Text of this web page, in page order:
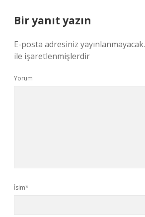
Bir yanıt yazın
E-posta adresiniz yayınlanmayacak.
ile işaretlenmişlerdir
Yorum
İsim*